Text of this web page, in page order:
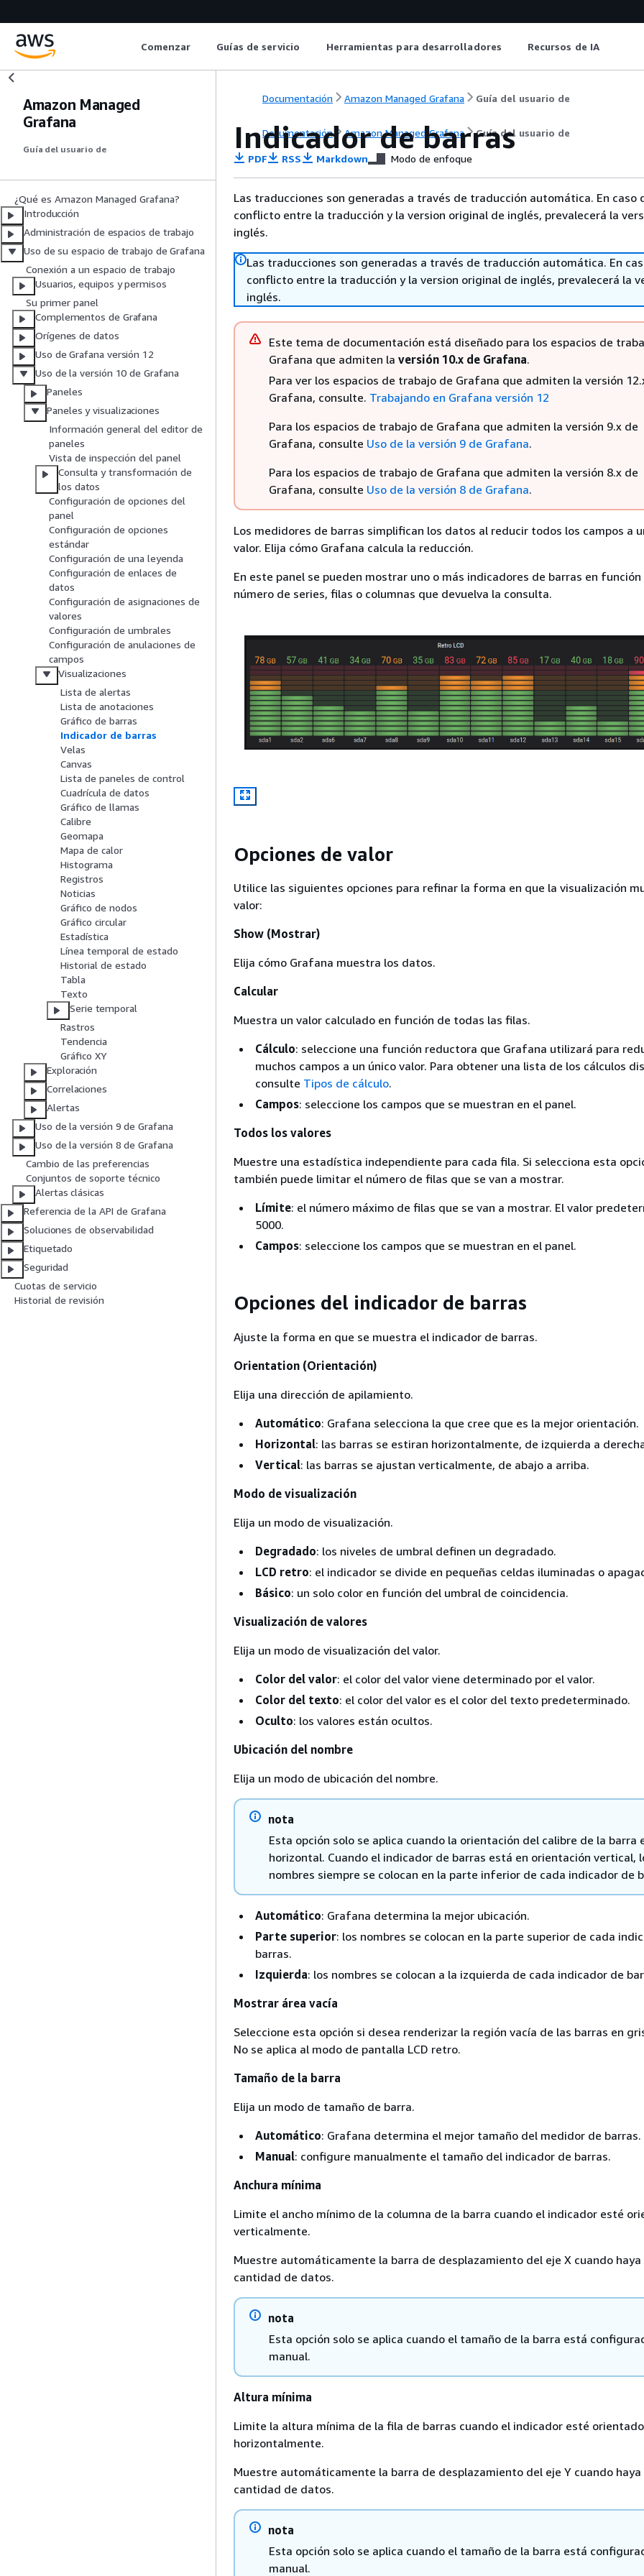
Comenzar Guías de servicio Herramientas para desarrolladores Recursos de IA
Amazon Managed
Grafana
Guía del usuario de
¿Qué es Amazon Managed Grafana?
Introducción
Administración de espacios de trabajo
Uso de su espacio de trabajo de Grafana
Conexión a un espacio de trabajo
Usuarios, equipos y permisos
Su primer panel
Complementos de Grafana
Orígenes de datos
Uso de Grafana versión 12
Uso de la versión 10 de Grafana
Paneles
Paneles y visualizaciones
Información general del editor de
paneles
Vista de inspección del panel
Consulta y transformación de
los datos
Configuración de opciones del
panel
Configuración de opciones
estándar
Configuración de una leyenda
Configuración de enlaces de
datos
Configuración de asignaciones de
valores
Configuración de umbrales
Configuración de anulaciones de
campos
Visualizaciones
Lista de alertas
Lista de anotaciones
Gráfico de barras
Indicador de barras
Velas
Canvas
Lista de paneles de control
Cuadrícula de datos
Gráfico de llamas
Calibre
Geomapa
Mapa de calor
Histograma
Registros
Noticias
Gráfico de nodos
Gráfico circular
Estadística
Línea temporal de estado
Historial de estado
Tabla
Texto
Serie temporal
Rastros
Tendencia
Gráfico XY
Exploración
Correlaciones
Alertas
Uso de la versión 9 de Grafana
Uso de la versión 8 de Grafana
Cambio de las preferencias
Conjuntos de soporte técnico
Alertas clásicas
Referencia de la API de Grafana
Soluciones de observabilidad
Etiquetado
Seguridad
Cuotas de servicio
Historial de revisión
Documentación Amazon Managed Grafana Guía del usuario de
Documentación Amazon Managed Grafana Guía del usuario de
Indicador de barras
PDF RSS Markdown Modo de enfoque
Las traducciones son generadas a través de traducción automática. En caso
conflicto entre la traducción y la version original de inglés, prevalecerá la
inglés.
Las traducciones son generadas a través de traducción automática. En
conflicto entre la traducción y la version original de inglés, prevalecerá la
inglés.
Este tema de documentación está diseñado para los espacios de
Grafana que admiten la versión 10.x de Grafana.
Para ver los espacios de trabajo de Grafana que admiten la versión
Grafana, consulte. Trabajando en Grafana versión 12
Para los espacios de trabajo de Grafana que admiten la versión 9.x de
Grafana, consulte Uso de la versión 9 de Grafana.
Para los espacios de trabajo de Grafana que admiten la versión 8.x de
Grafana, consulte Uso de la versión 8 de Grafana.
Los medidores de barras simplifican los datos al reducir todos los campos a
valor. Elija cómo Grafana calcula la reducción.
En este panel se pueden mostrar uno o más indicadores de barras en
número de series, filas o columnas que devuelva la consulta.
Opciones de valor
Utilice las siguientes opciones para refinar la forma en que la visualización
valor:
Show (Mostrar)
Elija cómo Grafana muestra los datos.
Calcular
Muestra un valor calculado en función de todas las filas.
Cálculo: seleccione una función reductora que Grafana utilizará para
muchos campos a un único valor. Para obtener una lista de los cálculos
consulte Tipos de cálculo.
Campos: seleccione los campos que se muestran en el panel.
Todos los valores
Muestre una estadística independiente para cada fila. Si selecciona esta
también puede limitar el número de filas que se van a mostrar.
Límite: el número máximo de filas que se van a mostrar. El valor
5000.
Campos: seleccione los campos que se muestran en el panel.
Opciones del indicador de barras
Ajuste la forma en que se muestra el indicador de barras.
Orientation (Orientación)
Elija una dirección de apilamiento.
Automático: Grafana selecciona la que cree que es la mejor orientación.
Horizontal: las barras se estiran horizontalmente, de izquierda a
Vertical: las barras se ajustan verticalmente, de abajo a arriba.
Modo de visualización
Elija un modo de visualización.
Degradado: los niveles de umbral definen un degradado.
LCD retro: el indicador se divide en pequeñas celdas iluminadas o
Básico: un solo color en función del umbral de coincidencia.
Visualización de valores
Elija un modo de visualización del valor.
Color del valor: el color del valor viene determinado por el valor.
Color del texto: el color del valor es el color del texto predeterminado.
Oculto: los valores están ocultos.
Ubicación del nombre
Elija un modo de ubicación del nombre.
nota
Esta opción solo se aplica cuando la orientación del calibre de la barra
horizontal. Cuando el indicador de barras está en orientación vertical,
nombres siempre se colocan en la parte inferior de cada indicador de
Automático: Grafana determina la mejor ubicación.
Parte superior: los nombres se colocan en la parte superior de cada
barras.
Izquierda: los nombres se colocan a la izquierda de cada indicador de
Mostrar área vacía
Seleccione esta opción si desea renderizar la región vacía de las barras en
No se aplica al modo de pantalla LCD retro.
Tamaño de la barra
Elija un modo de tamaño de barra.
Automático: Grafana determina el mejor tamaño del medidor de barras.
Manual: configure manualmente el tamaño del indicador de barras.
Anchura mínima
Limite el ancho mínimo de la columna de la barra cuando el indicador esté
verticalmente.
Muestre automáticamente la barra de desplazamiento del eje X cuando haya
cantidad de datos.
nota
Esta opción solo se aplica cuando el tamaño de la barra está
manual.
Altura mínima
Limite la altura mínima de la fila de barras cuando el indicador esté orientado
horizontalmente.
Muestre automáticamente la barra de desplazamiento del eje Y cuando haya
cantidad de datos.
nota
Esta opción solo se aplica cuando el tamaño de la barra está
manual.